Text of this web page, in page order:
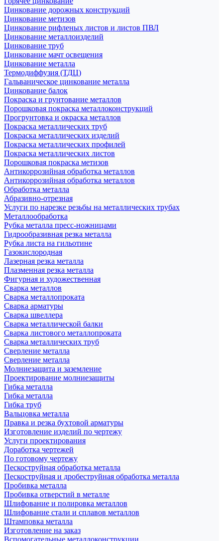
Цинкование дорожных конструкций
Цинкование метизов
Цинкование рифленых листов и листов ПВЛ
Цинкование металлоизделий
Цинкование труб
Цинкование мачт освещения
Цинкование металла
Термодиффузия (ТДЦ)
Гальваническое цинкование металла
Цинкование балок
Покраска и грунтование металлов
Порошковая покраска металлоконструкций
Прогрунтовка и окраска металлов
Покраска металлических труб
Покраска металлических изделий
Покраска металлических профилей
Покраска металлических листов
Порошковая покраска метизов
Антикоррозийная обработка металлов
Антикоррозийная обработка металлов
Обработка металла
Абразивно-отрезная
Услуги по нарезке резьбы на металлических трубах
Металлообработка
Рубка металла пресс-ножницами
Гидрообразивная резка металла
Рубка листа на гильотине
Газокислородная
Лазерная резка металла
Плазменная резка металла
Фигурная и художественная
Сварка металлов
Сварка металлопроката
Сварка арматуры
Сварка швеллера
Сварка металлической балки
Сварка листового металлопроката
Сварка металлических труб
Сверление металла
Сверление металла
Молниезащита и заземление
Проектирование молниезащиты
Гибка металла
Гибка металла
Гибка труб
Вальцовка металла
Правка и резка бухтовой арматуры
Изготовление изделий по чертежу
Услуги проектирования
Доработка чертежей
По готовому чертежу
Пескоструйная обработка металла
Пескоструйная и дробеструйная обработка металла
Пробивка металла
Пробивка отверстий в металле
Шлифование и полировка металлов
Шлифование стали и сплавов металлов
Штамповка металла
Изготовление на заказ
Вспомогательные металлоконструкции